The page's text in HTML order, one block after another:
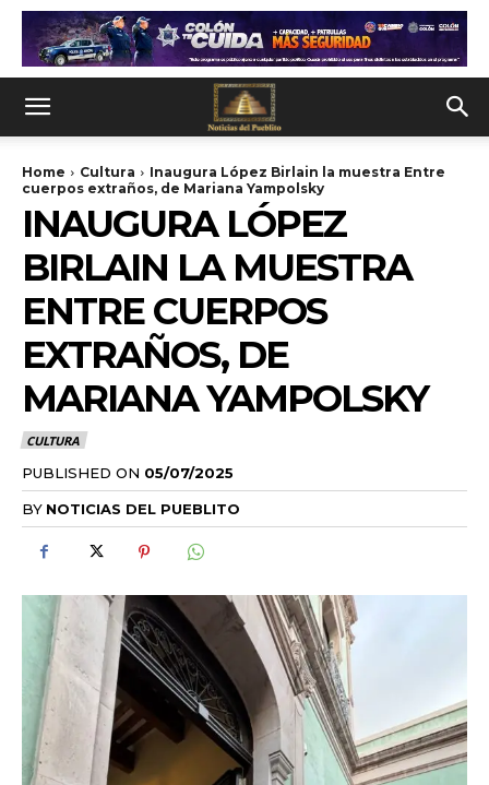
Home Cultura
Inaugura López Birlain la muestra Entre
cuerpos extraños, de Mariana Yampolsky
INAUGURA LÓPEZ
BIRLAIN LA MUESTRA
ENTRE CUERPOS
EXTRAÑOS, DE
MARIANA YAMPOLSKY
CULTURA
PUBLISHED ON 05/07/2025
BY NOTICIAS DEL PUEBLITO